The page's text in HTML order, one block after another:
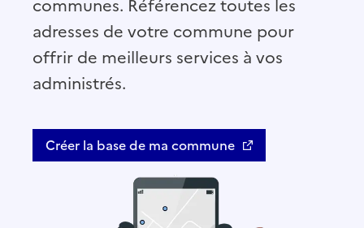
communes. Référencez toutes les
adresses de votre commune pour
offrir de meilleurs services à vos
administrés.
Créer la base de ma commune